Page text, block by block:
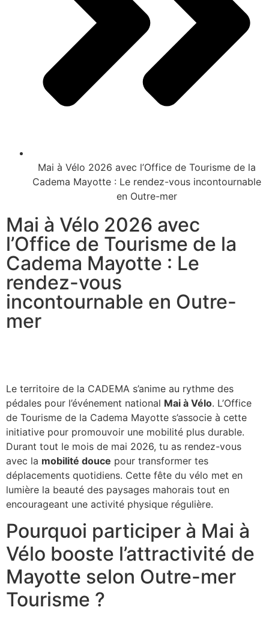
Mai à Vélo 2026 avec l’Office de Tourisme de la
Cadema Mayotte : Le rendez-vous incontournable
en Outre-mer
Mai à Vélo 2026 avec
l’Office de Tourisme de la
Cadema Mayotte : Le
rendez-vous
incontournable en Outre-
mer
Le territoire de la CADEMA s’anime au rythme des
pédales pour l’événement national Mai à Vélo. L’Office
de Tourisme de la Cadema Mayotte s’associe à cette
initiative pour promouvoir une mobilité plus durable.
Durant tout le mois de mai 2026, tu as rendez-vous
avec la mobilité douce pour transformer tes
déplacements quotidiens. Cette fête du vélo met en
lumière la beauté des paysages mahorais tout en
encourageant une activité physique régulière.
Pourquoi participer à Mai à
Vélo booste l’attractivité de
Mayotte selon Outre-mer
Tourisme ?